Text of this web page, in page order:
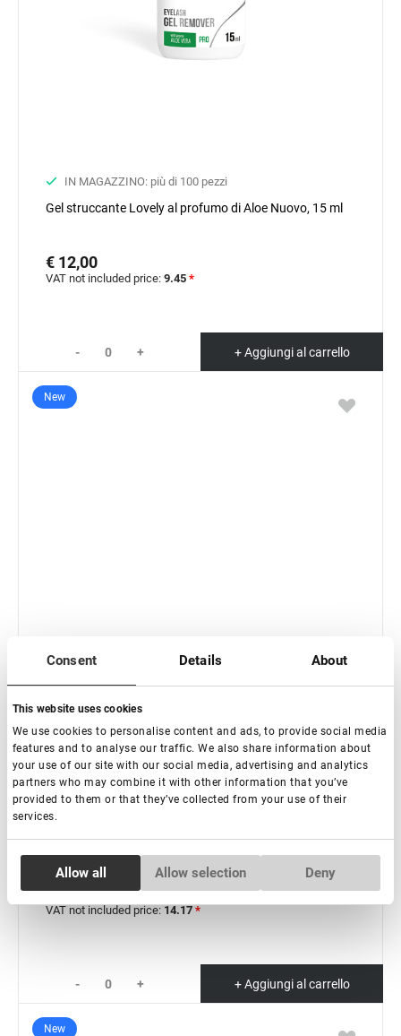
Consent Details About
This website uses cookies
We use cookies to personalise content and ads, to provide social media
features and to analyse our traffic. We also share information about
your use of our site with our social media, advertising and analytics
partners who may combine it with other information that you’ve
provided to them or that they’ve collected from your use of their
services.
Necessary
Allow all Allow selection Deny
IN MAGAZZINO: più di 100 pezzi
Gel struccante Lovely al profumo di Aloe Nuovo, 15 ml
€ 12,00
VAT not included price: 9.45 *
- + + Aggiungi al carrello
New
Pinzette per extension ciglia serie Lovely Diamond, 45
gradi con fascia, 5 mm
€ 18,00
VAT not included price: 14.17 *
- + + Aggiungi al carrello
New